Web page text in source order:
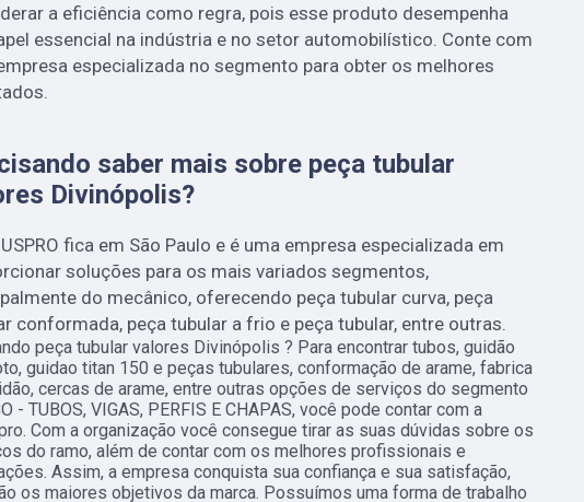
a eficiência como regra, pois esse produto desempenha
essencial na indústria e no setor automobilístico. Conte com
especializada no segmento para obter os melhores
saber mais sobre peça tubular
Divinópolis?
fica em São Paulo e é uma empresa especializada em
soluções para os mais variados segmentos,
do mecânico, oferecendo peça tubular curva, peça
conformada, peça tubular a frio e peça tubular, entre outras.
peça tubular valores Divinópolis ? Para encontrar tubos, guidão
guidao titan 150 e peças tubulares, conformação de arame, fabrica
cercas de arame, entre outras opções de serviços do segmento
- TUBOS, VIGAS, PERFIS E CHAPAS, você pode contar com a
Com a organização você consegue tirar as suas dúvidas sobre os
do ramo, além de contar com os melhores profissionais e
Assim, a empresa conquista sua confiança e sua satisfação,
os maiores objetivos da marca. Possuímos uma forma de trabalho